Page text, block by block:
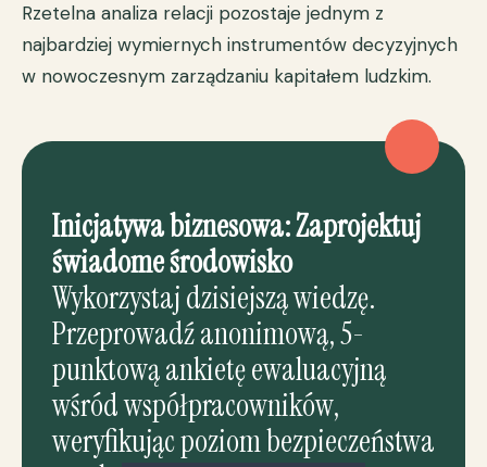
Rzetelna analiza relacji pozostaje jednym z
najbardziej wymiernych instrumentów decyzyjnych
w nowoczesnym zarządzaniu kapitałem ludzkim.
Inicjatywa biznesowa: Zaprojektuj
świadome środowisko
Wykorzystaj dzisiejszą wiedzę.
Przeprowadź anonimową, 5-
punktową ankietę ewaluacyjną
wśród współpracowników,
weryfikując poziom bezpieczeństwa